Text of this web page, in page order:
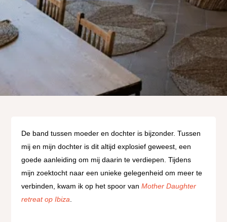
De band tussen moeder en dochter is bijzonder. Tussen
mij en mijn dochter is dit altijd explosief geweest, een
goede aanleiding om mij daarin te verdiepen. Tijdens
mijn zoektocht naar een unieke gelegenheid om meer te
verbinden, kwam ik op het spoor vanMother Daughter
retreat op Ibiza